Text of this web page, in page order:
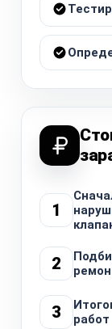
1
2
3
работ